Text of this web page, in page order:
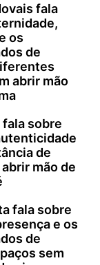
fala
os
de
abrir mão
sobre
de
mão de
fala sobre
e os
de
sem